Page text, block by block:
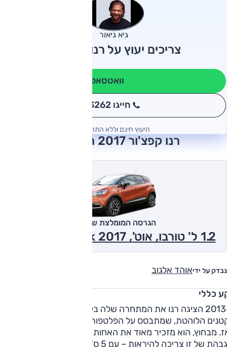
גיא גיאור
צריכים יעוץ על רנו קפצ'ור?
וואטסאפ
חייגו 3262
היעוץ חינם וללא התחייבות
רנו קפצ'ור 2017 חוות דעת
נבדק על ידיאוהד אלגוב
הגרסה המומלצת של אוטו
1.2 ל' טורבו, אוט', Dynamic Pack 2017
כללי
ב-2013 הציגה רנו את המתחרה שלה בקטגורית רכבי הפנאי
הלוהטת, שמתבסס על הפלטפורמה של הקליאו החדשה
דאז. מבחוץ, הוא מזכיר מאוד את האחות קליאו ונראה כפי שגרסה
מוגבהת של זו צריכה להיראות – עם 5 ס"מ נוספים למרווח